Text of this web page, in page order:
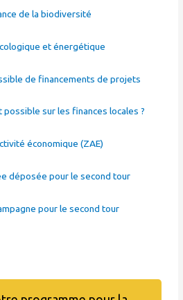
de la biodiversité
et énergétique
de financements de projets
possible sur les finances locales ?
économique (ZAE)
déposée pour le second tour
pour le second tour